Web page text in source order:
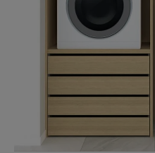
person
最近チェックした商品